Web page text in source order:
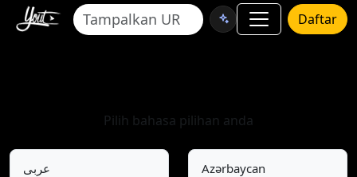
Daftar
Pilih bahasa pilihan anda
عربى Azərbaycan